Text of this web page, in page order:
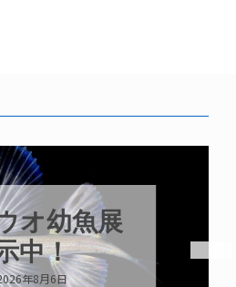
これからもツ
ララらしく
2026年8月6日